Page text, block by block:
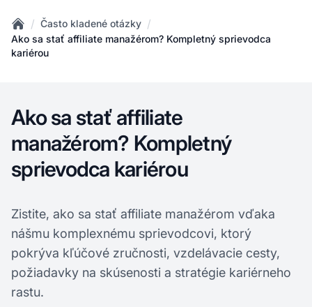
Home
/ Často kladené otázky /
Ako sa stať affiliate manažérom? Kompletný sprievodca
kariérou
Ako sa stať affiliate
manažérom? Kompletný
sprievodca kariérou
Zistite, ako sa stať affiliate manažérom vďaka
nášmu komplexnému sprievodcovi, ktorý
pokrýva kľúčové zručnosti, vzdelávacie cesty,
požiadavky na skúsenosti a stratégie kariérneho
rastu.